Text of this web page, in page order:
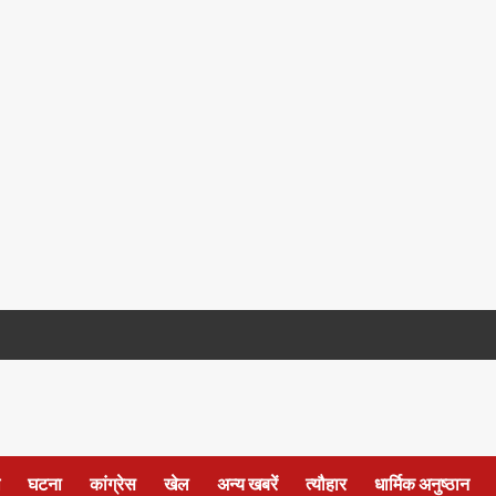
घटना कांग्रेस खेल अन्य खबरें त्यौहार धार्मिक अनुष्ठान